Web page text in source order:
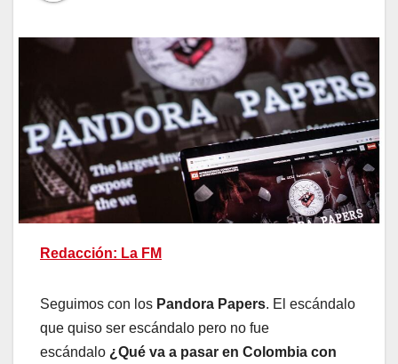
Redacción: La FM
Seguimos con los Pandora Papers. El escándalo
que quiso ser escándalo pero no fue
escándalo ¿Qué va a pasar en Colombia con